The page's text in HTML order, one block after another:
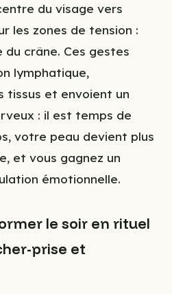
du visage vers
les zones de tension :
crâne. Ces gestes
lymphatique,
tissus et envoient un
: il est temps de
votre peau devient plus
et vous gagnez un
émotionnelle.
le soir en rituel
prise et